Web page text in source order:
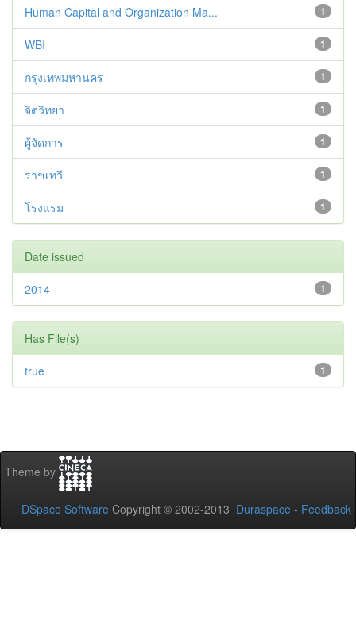
1
Human Capital and Organization Ma...
1
WBI
1
กรุงเทพมหานคร
1
จิตวิทยา
1
ผู้จัดการ
1
ราชเทวี
1
โรงแรม
Date issued
1
2014
Has File(s)
1
true
Theme by
DSpace Software Copyright © 2002-2013 Duraspace - Feedback